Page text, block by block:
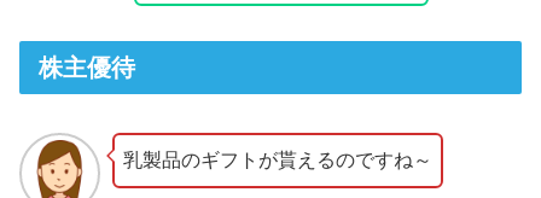
株主優待
乳製品のギフトが貰えるのですね～